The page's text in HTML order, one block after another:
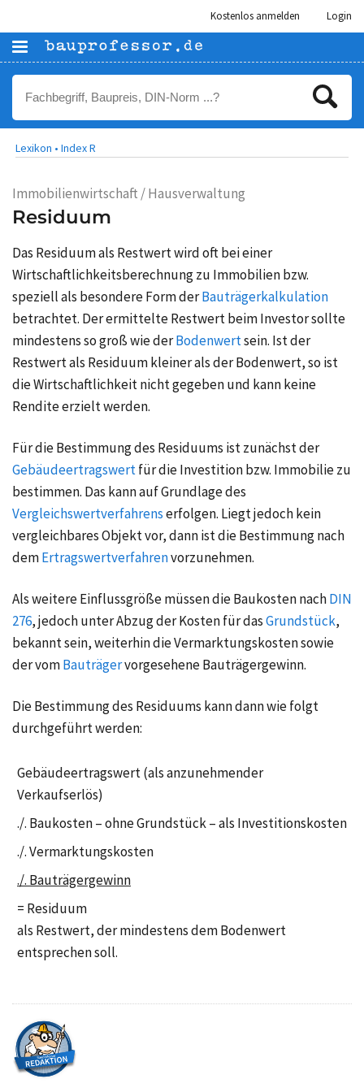
Kostenlos anmelden Login
Lexikon • Index R
Immobilienwirtschaft / Hausverwaltung
Residuum
Das Residuum als Restwert wird oft bei einer
Wirtschaftlichkeitsberechnung zu Immobilien bzw.
speziell als besondere Form derBauträgerkalkulation
betrachtet. Der ermittelte Restwert beim Investor sollte
mindestens so groß wie derBodenwertsein. Ist der
Restwert als Residuum kleiner als der Bodenwert, so ist
die Wirtschaftlichkeit nicht gegeben und kann keine
Rendite erzielt werden.
Für die Bestimmung des Residuums ist zunächst der
Gebäudeertragswertfür die Investition bzw. Immobilie zu
bestimmen. Das kann auf Grundlage des
Vergleichswertverfahrenserfolgen. Liegt jedoch kein
vergleichbares Objekt vor, dann ist die Bestimmung nach
demErtragswertverfahrenvorzunehmen.
Als weitere Einflussgröße müssen die Baukosten nachDIN
276, jedoch unter Abzug der Kosten für dasGrundstück,
bekannt sein, weiterhin die Vermarktungskosten sowie
der vomBauträgervorgesehene Bauträgergewinn.
Die Bestimmung des Residuums kann dann wie folgt
durchgeführt werden:
Gebäudeertragswert (als anzunehmender
Verkaufserlös)
./. Baukosten – ohne Grundstück – als Investitionskosten
./. Vermarktungskosten
./. Bauträgergewinn
= Residuum
als Restwert, der mindestens dem Bodenwert
entsprechen soll.